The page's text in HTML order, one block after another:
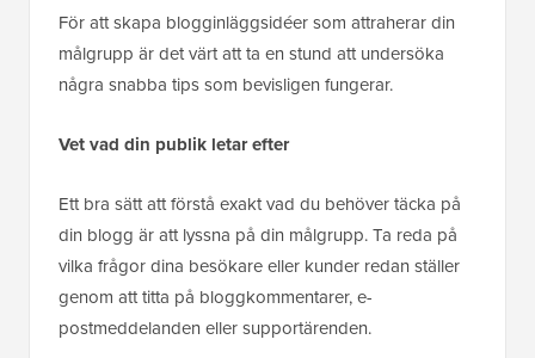
För att skapa blogginläggsidéer som attraherar din
målgrupp är det värt att ta en stund att undersöka
några snabba tips som bevisligen fungerar.
Vet vad din publik letar efter
Ett bra sätt att förstå exakt vad du behöver täcka på
din blogg är att lyssna på din målgrupp. Ta reda på
vilka frågor dina besökare eller kunder redan ställer
genom att titta på bloggkommentarer, e-
postmeddelanden eller supportärenden.